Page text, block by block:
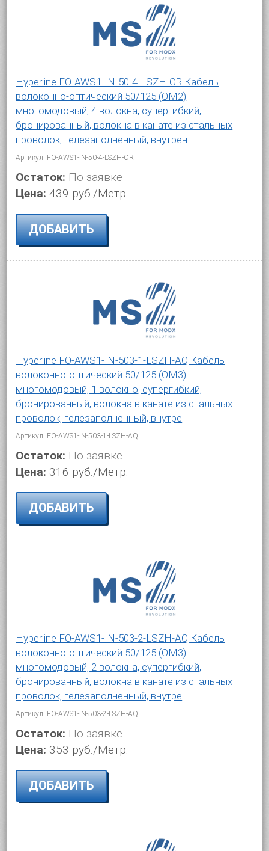
Hyperline FO-AWS1-IN-50-4-LSZH-OR Кабель
волоконно-оптический 50/125 (OM2)
многомодовый, 4 волокна, супергибкий,
бронированный, волокна в канате из стальных
проволок, гелезаполненный, внутрен
Артикул: FO-AWS1-IN-50-4-LSZH-OR
Остаток: По заявке
Цена: 439 руб./Метр.
ДОБАВИТЬ
Hyperline FO-AWS1-IN-503-1-LSZH-AQ Кабель
волоконно-оптический 50/125 (OM3)
многомодовый, 1 волокно, супергибкий,
бронированный, волокна в канате из стальных
проволок, гелезаполненный, внутре
Артикул: FO-AWS1-IN-503-1-LSZH-AQ
Остаток: По заявке
Цена: 316 руб./Метр.
ДОБАВИТЬ
Hyperline FO-AWS1-IN-503-2-LSZH-AQ Кабель
волоконно-оптический 50/125 (OM3)
многомодовый, 2 волокна, супергибкий,
бронированный, волокна в канате из стальных
проволок, гелезаполненный, внутре
Артикул: FO-AWS1-IN-503-2-LSZH-AQ
Остаток: По заявке
Цена: 353 руб./Метр.
ДОБАВИТЬ